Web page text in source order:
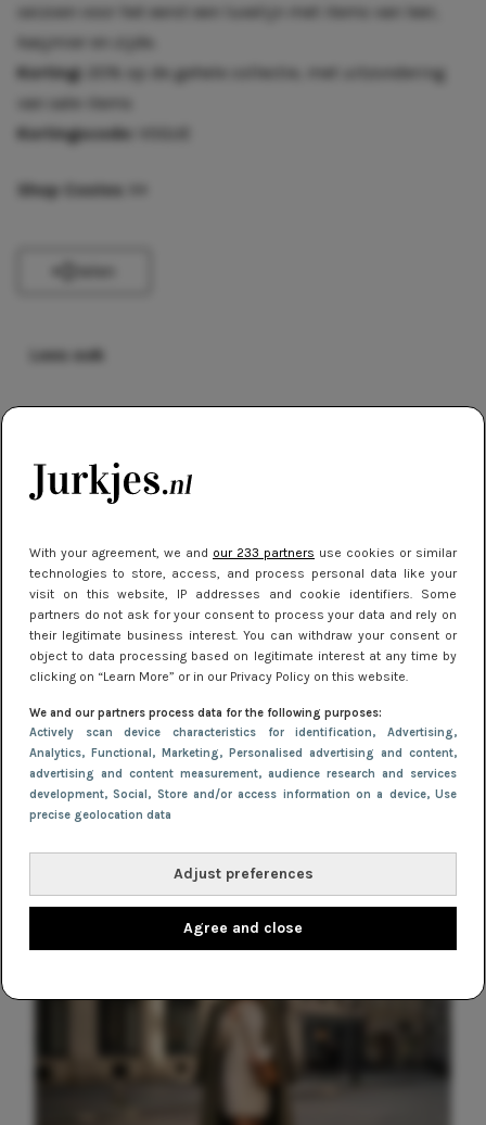
With your agreement, we and our 233 partners use cookies or similar
technologies to store, access, and process personal data like your
visit on this website, IP addresses and cookie identifiers. Some
partners do not ask for your consent to process your data and rely on
their legitimate business interest. You can withdraw your consent or
object to data processing based on legitimate interest at any time by
clicking on “Learn More” or in our Privacy Policy on this website.
We and our partners process data for the following purposes:
Actively scan device characteristics for identification, Advertising,
Analytics, Functional, Marketing, Personalised advertising and content,
advertising and content measurement, audience research and services
development, Social, Store and/or access information on a device, Use
precise geolocation data
Adjust preferences
Agree and close
seizoen voor het eerst een luxelijn met items van leer,
kasjmier en zijde.
Korting:
20% op de gehele collectie, met uitzondering
van sale-items
Kortingscode:
Shop Costes
Lees ook
ASOS shoppen
Mazzeltje voor nieuwe klanten van
Zalando
KORTINGSCODES
Kortingsweekend! Black Friday &
KORTINGSCODES
Deze ASOS kortingscodes mag je niet
missen!